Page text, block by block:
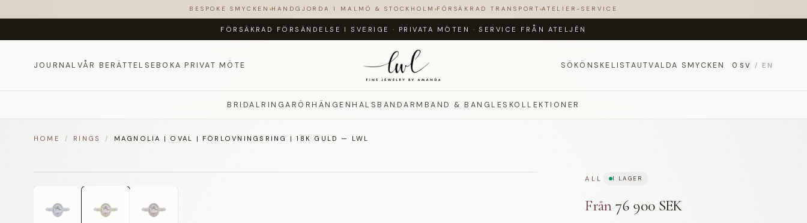
BESPOKE SMYCKEN HANDGJORDA I MALMÖ & STOCKHOLM FÖRSÄKRAD TRANSPORT ATELIER-SERVICE
FÖRSÄKRAD FÖRSÄNDELSE I SVERIGE · PRIVATA MÖTEN ·SERVICE FRÅN ATELJÉN
JOURNAL VÅR BERÄTTELSEBOKA PRIVAT MÖTE SÖKÖNSKELISTAUTVALDA SMYCKEN 0 SV / EN
BRIDALRINGAR ÖRHÄNGEN HALSBANDARMBAND & BANGLES KOLLEKTIONER
HOME / RINGS / MAGNOLIA | OVAL | FÖRLOVNINGSRING | 18K GULD — LWL
ALL I LAGER
Från 76 900 SEK